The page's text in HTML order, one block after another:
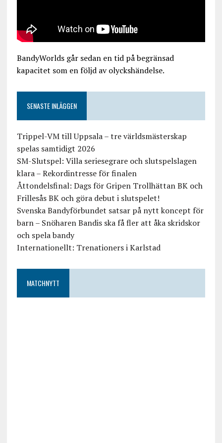
BandyWorlds går sedan en tid på begränsad
kapacitet som en följd av olyckshändelse.
SENASTE INLÄGGEN
Trippel-VM till Uppsala – tre världsmästerskap
spelas samtidigt 2026
SM-Slutspel: Villa seriesegrare och slutspelslagen
klara – Rekordintresse för finalen
Åttondelsfinal: Dags för Gripen Trollhättan BK och
Frillesås BK och göra debut i slutspelet!
Svenska Bandyförbundet satsar på nytt koncept för
barn – Snöharen Bandis ska få fler att åka skridskor
och spela bandy
Internationellt: Trenationers i Karlstad
MATCHNYTT